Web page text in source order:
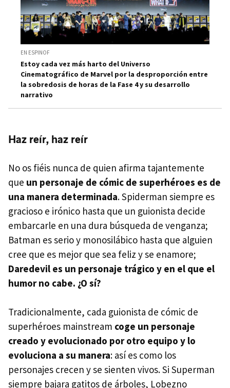
EN ESPINOF
Estoy cada vez más harto del Universo
Cinematográfico de Marvel por la desproporción entre
la sobredosis de horas de la Fase 4 y su desarrollo
narrativo
Haz reír, haz reír
No os fiéis nunca de quien afirma tajantemente
que un personaje de cómic de superhéroes es de
una manera determinada. Spiderman siempre es
gracioso e irónico hasta que un guionista decide
embarcarle en una dura búsqueda de venganza;
Batman es serio y monosilábico hasta que alguien
cree que es mejor que sea feliz y se enamore;
Daredevil es un personaje trágico y en el que el
humor no cabe. ¿O sí?
Tradicionalmente, cada guionista de cómic de
superhéroes mainstream coge un personaje
creado y evolucionado por otro equipo y lo
evoluciona a su manera: así es como los
personajes crecen y se sienten vivos. Si Superman
siempre bajara gatitos de árboles, Lobezno